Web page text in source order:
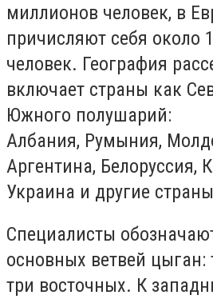
миллионов человек, в
причисляют себя около
человек. География
включает страны как
Южного полушарий:
Албания, Румыния,
Аргентина, Белоруссия,
Украина и другие
Специалисты
основных ветвей цыган:
три восточных. К